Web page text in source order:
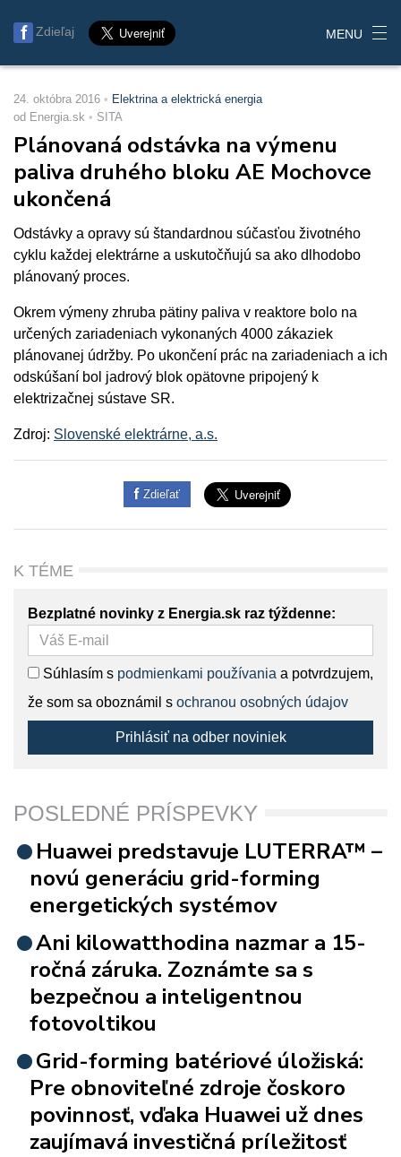
Zdieľaj MENU
24. októbra 2016
Elektrina a elektrická energia
od Energia.sk
SITA
Plánovaná odstávka na výmenu
paliva druhého bloku AE Mochovce
ukončená
Odstávky a opravy sú štandardnou súčasťou životného
cyklu každej elektrárne a uskutočňujú sa ako dlhodobo
plánovaný proces.
Okrem výmeny zhruba pätiny paliva v reaktore bolo na
určených zariadeniach vykonaných 4000 zákaziek
plánovanej údržby. Po ukončení prác na zariadeniach a ich
odskúšaní bol jadrový blok opätovne pripojený k
elektrizačnej sústave SR.
Zdroj: Slovenské elektrárne, a.s.
Zdieľať
K TÉME
Bezplatné novinky z Energia.sk raz týždenne:
Súhlasím s podmienkami používania a potvrdzujem,
že som sa oboznámil s ochranou osobných údajov
Prihlásiť na odber noviniek
POSLEDNÉ PRÍSPEVKY
Huawei predstavuje LUTERRA™ –
novú generáciu grid-forming
energetických systémov
Ani kilowatthodina nazmar a 15-
ročná záruka. Zoznámte sa s
bezpečnou a inteligentnou
fotovoltikou
Grid-forming batériové úložiská:
Pre obnoviteľné zdroje čoskoro
povinnosť, vďaka Huawei už dnes
zaujímavá investičná príležitosť